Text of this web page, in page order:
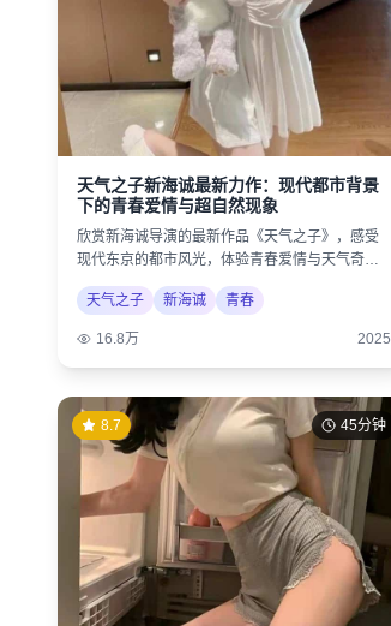
天气之子新海诚最新力作：现代都市背景
下的青春爱情与超自然现象
欣赏新海诚导演的最新作品《天气之子》，感受
现代东京的都市风光，体验青春爱情与天气奇迹
的奇幻结合。
天气之子
新海诚 青春
16.8万 2025
45分钟
8.7